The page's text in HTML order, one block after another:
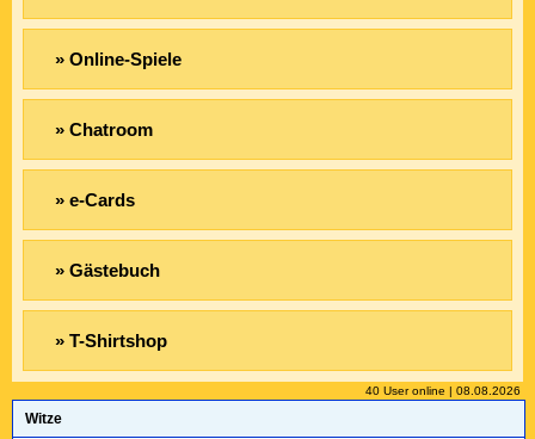
» Online-Spiele
» Chatroom
» e-Cards
» Gästebuch
» T-Shirtshop
40 User online | 08.08.2026
Witze